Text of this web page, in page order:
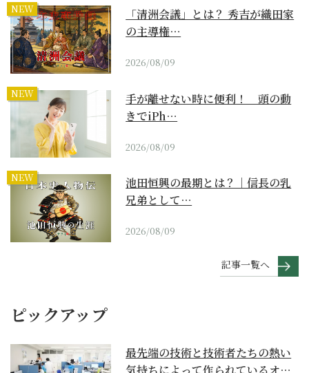
NEW
「清洲会議」とは？ 秀吉が織田家
の主導権…
2026/08/09
NEW
手が離せない時に便利！ 頭の動
きでiPh…
2026/08/09
NEW
池田恒興の最期とは？｜信長の乳
兄弟として…
2026/08/09
記事一覧へ
ピックアップ
最先端の技術と技術者たちの熱い